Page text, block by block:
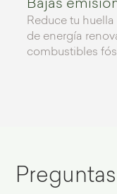
Bajas
Reduce tu
de energía
combustibles